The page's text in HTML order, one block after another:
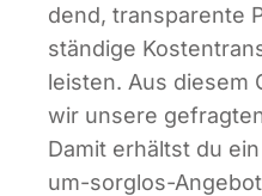
dend, trans­pa­ren­te
stän­di­ge
leis­ten. Aus die­sem
wir unse­re
Damit erhältst du
um-sorg­los-